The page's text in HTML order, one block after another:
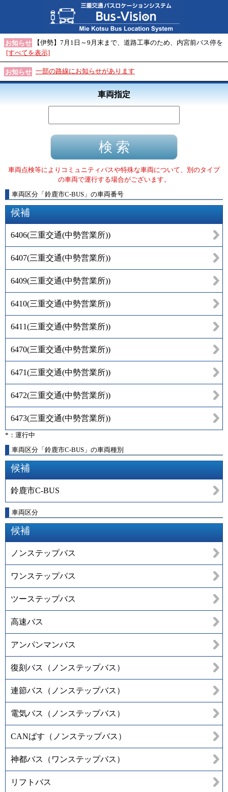
お知らせ
【伊勢】7月1日～9月末まで、道路工事のため、内宮前バス停を
[すべてを表示]
お知らせ 一部の路線にお知らせがあります
車両指定
車両点検等によりコミュニティバスや特殊な車両について、別のタイプ
の車両で運行する場合がございます。
車両区分 「 鈴鹿市C-BUS 」 の車両番号
候補
6406(三重交通(中勢営業所))
6407(三重交通(中勢営業所))
6409(三重交通(中勢営業所))
6410(三重交通(中勢営業所))
6411(三重交通(中勢営業所))
6470(三重交通(中勢営業所))
6471(三重交通(中勢営業所))
6472(三重交通(中勢営業所))
6473(三重交通(中勢営業所))
*：運行中
車両区分「鈴鹿市C-BUS」の車両種別
候補
鈴鹿市C-BUS
車両区分
候補
ノンステップバス
ワンステップバス
ツーステップバス
高速バス
アンパンマンバス
復刻バス（ノンステップバス）
連節バス（ノンステップバス）
電気バス（ノンステップバス）
CANばす（ノンステップバス）
神都バス（ワンステップバス）
リフトバス